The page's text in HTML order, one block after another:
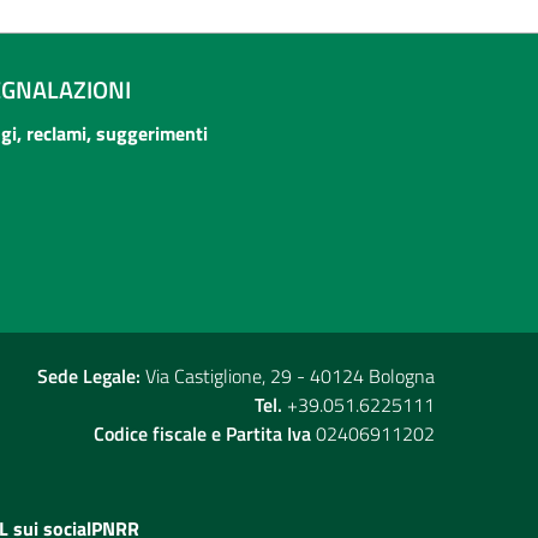
reclami, suggerimenti
Sede Legale: Via Castiglione, 29 - 40124 Bologna
Tel. +39.051.6225111
Codice fiscale e Partita Iva02406911202
sui socialPNRR